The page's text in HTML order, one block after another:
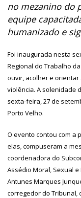
no mezanino do
equipe
humanizado e
Foi inaugurada nesta
Regional do Trabalho da
ouvir, acolher e
violência. A solenidade
sexta-feira, 27 de
Porto Velho.
O evento contou com a
elas, compuseram a
coordenadora do
Assédio Moral, Sexual e
Antunes Marques
corregedor do Tribunal,